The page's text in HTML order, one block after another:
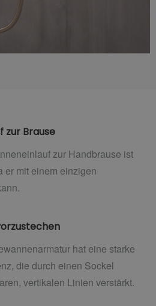
zur Brause
zur Handbrause ist
er mit einem einzigen
hat eine starke
die durch einen Sockel
vertikalen Linien verstärkt.